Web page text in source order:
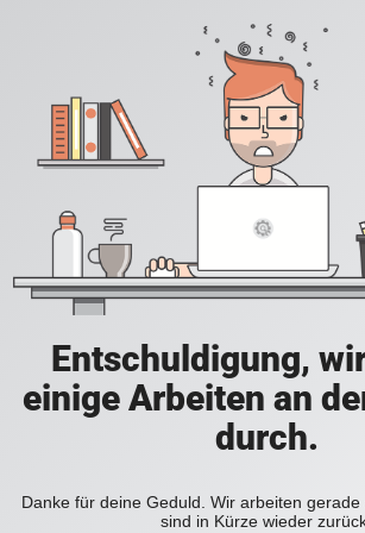
Entschuldigung,
einige Arbeiten an
durch.
Danke für deine Geduld. Wir arbeiten
sind in Kürze wieder